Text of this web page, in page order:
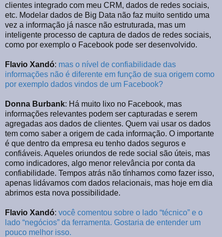
clientes integrado com meu CRM, dados de redes sociais,
etc. Modelar dados de Big Data não faz muito sentido uma
vez a informação já nasce não estruturada, mas um
inteligente processo de captura de dados de redes sociais,
como por exemplo o Facebook pode ser desenvolvido.
Flavio Xandó: mas o nível de confiabilidade das
informações não é diferente em função de sua origem como
por exemplo dados vindos de um Facebook?
Donna Burbank: Há muito lixo no Facebook, mas
informações relevantes podem ser capturadas e serem
agregadas aos dados de clientes. Quem vai usar os dados
tem como saber a origem de cada informação. O importante
é que dentro da empresa eu tenho dados seguros e
confiáveis. Aqueles oriundos de rede social são úteis, mas
como indicadores, algo menor relevância por conta da
confiabilidade. Tempos atrás não tínhamos como fazer isso,
apenas lidávamos com dados relacionais, mas hoje em dia
abrimos esta nova possibilidade.
Flavio Xandó: você comentou sobre o lado “técnico” e o
lado “negócios” da ferramenta. Gostaria de entender um
pouco melhor isso.